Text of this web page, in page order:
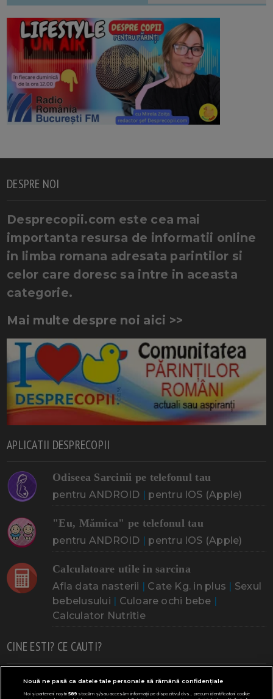
DESPRE NOI
Desprecopii.com este cea mai
importanta resursa de informatii online
in limba romana adresata parintilor si
celor care doresc sa intre in aceasta
categorie.
Mai multe despre noi aici >>
APLICATII DESPRECOPII
Odiseea Sarcinii pe telefonul tau
pentru ANDROID | pentru IOS (Apple)
"Eu, Mămica" pe telefonul tau
pentru ANDROID | pentru IOS (Apple)
Calculatoare utile in sarcina
Afla data nasterii | Cate Kg. in plus | Sexul
bebelusului | Culoare ochi bebe |
Calculator Nutritie
CINE ESTI? CE CAUTI?
Doresc un copil Adoptia Probleme cu sarcina
Nouă ne pasă ca datele tale personale să rămână confidențiale
Noi și partenerii noștri589stocăm și/sau accesăm informații pe dispozitivul dvs., precum identificatorii cookie